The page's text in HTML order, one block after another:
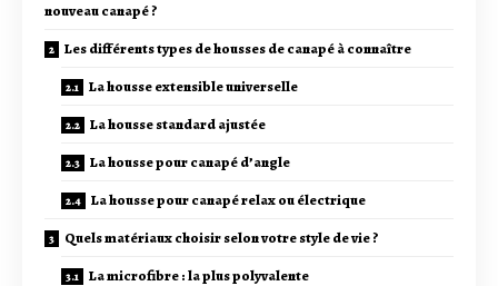
nouveau canapé ?
Les différents types de housses de canapé à connaître
La housse extensible universelle
La housse standard ajustée
La housse pour canapé d’angle
La housse pour canapé relax ou électrique
Quels matériaux choisir selon votre style de vie ?
La microfibre : la plus polyvalente